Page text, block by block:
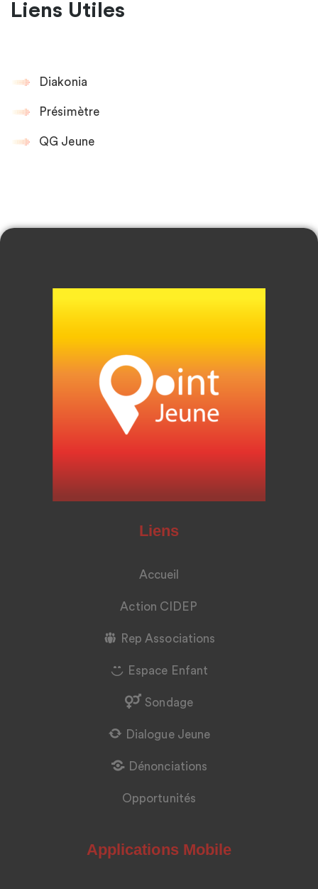
Liens Utiles
Diakonia
Présimètre
QG Jeune
Liens
Accueil
Action CIDEP
Rep Associations
Espace Enfant
Sondage
Dialogue Jeune
Dénonciations
Opportunités
Applications Mobile